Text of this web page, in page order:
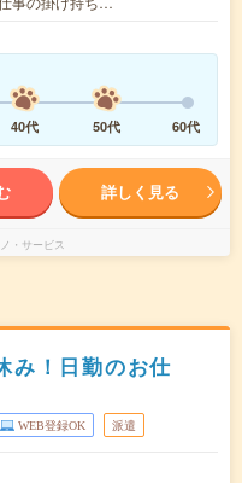
40代 50代 60代
詳しく見る
・サービス
み！日勤のお仕
WEB登録OK 派遣